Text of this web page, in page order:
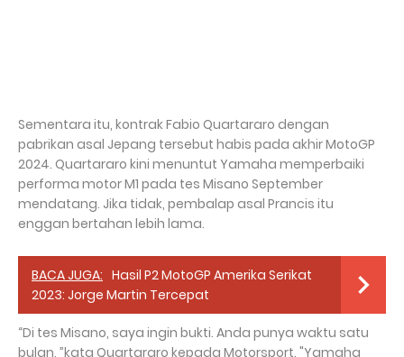
Sementara itu, kontrak Fabio Quartararo dengan
pabrikan asal Jepang tersebut habis pada akhir MotoGP
2024. Quartararo kini menuntut Yamaha memperbaiki
performa motor M1 pada tes Misano September
mendatang. Jika tidak, pembalap asal Prancis itu
enggan bertahan lebih lama.
BACA JUGA: Hasil P2 MotoGP Amerika Serikat
2023: Jorge Martin Tercepat
“Di tes Misano, saya ingin bukti. Anda punya waktu satu
bulan, ”kata Quartararo kepada Motorsport. "Yamaha